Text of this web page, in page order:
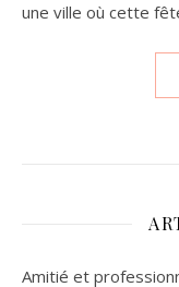
une ville où cette
Amitié et